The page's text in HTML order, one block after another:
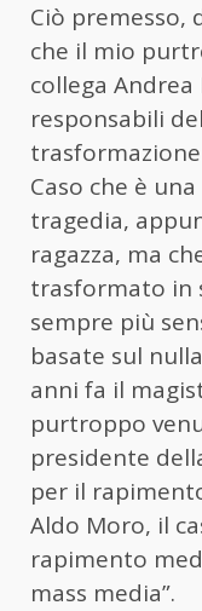
Ciò premesso,
che il mio
collega
responsabili
Caso che è
tragedia,
ragazza, ma
trasformato in
sempre più
basate sul
anni fa il
purtroppo
presidente
per il
Aldo Moro, il
rapimento
mass media”.